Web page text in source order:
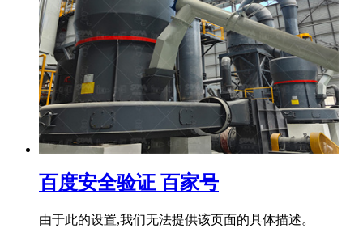
百度安全验证 百家号
由于此的设置,我们无法提供该页面的具体描述。